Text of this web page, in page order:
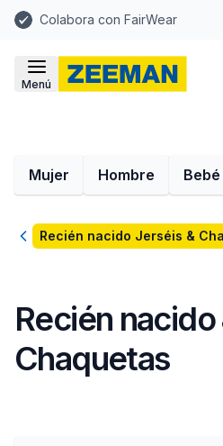
Colabora con FairWear
Menú
Mujer Hombre Bebé
VolverRecién nacido Jerséis &
Recién
Chaquetas